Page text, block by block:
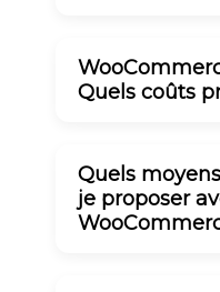
Quels coûts
Quels
je proposer